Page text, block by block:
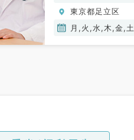
東京都足立区
月,火,水,木,金,土